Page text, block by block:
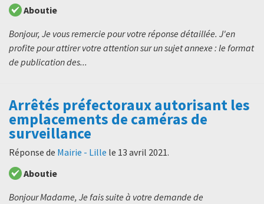
Aboutie
Bonjour, Je vous remercie pour votre réponse détaillée. J'en
profite pour attirer votre attention sur un sujet annexe : le format
de publication des...
Arrêtés préfectoraux autorisant les
emplacements de caméras de
surveillance
Réponse de Mairie - Lille le 13 avril 2021.
Aboutie
Bonjour Madame, Je fais suite à votre demande de